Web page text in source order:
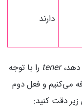
دارند
دهد،tener را با توجه
می‌کنیم و فعل دوم
دقت کنید: